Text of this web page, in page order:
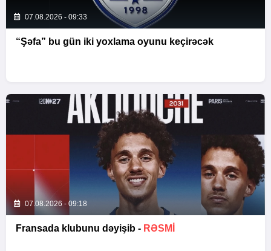
07.08.2026 - 09:33
“Şəfa” bu gün iki yoxlama oyunu keçirəcək
07.08.2026 - 09:18
Fransada klubunu dəyişib - RƏSMİ